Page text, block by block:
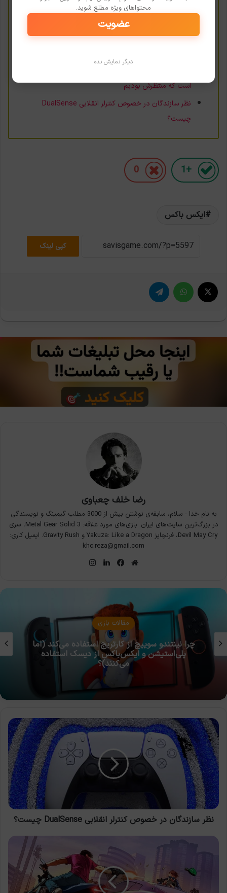
پلی‌استیشن خواهد آمد؟!
فیل اسپنسر به این بازی
است که منتظرش بودیم
نظر سازندگان در خصوص کنترلر انقلابی DualSense
چیست؟
+1
0
ایکس باکس
کپی لینک
رضا خلف چعباوی
به نام خدا - سلام، سابقه‌ی نوشتن بیش از 3000 مطلب گیمینگ و نویسندگی
در بزرگ‌ترین سایت‌های ایران. بازی‌های مورد علاقه: Metal Gear Solid 3، سری
Devil May Cry، فرنچایز Yakuza: Like a Dragon و Gravity Rush. ایمیل کاری:
khc.reza@gmail.com
وبسایت
فیس
لینکدین
مقالات بازی
چرا نینتندو سوییچ از کارتریج استفاده می‌کند (اما
پلی‌استیشن و ایکس‌باکس از دیسک استفاده
می‌کنند)؟
نظر
سازندگان
در
خصوص
کنترلر
انقلابی
DualSense
چیست؟
نظر سازندگان در خصوص کنترلر انقلابی DualSense چیست؟
11
محتواهای ویژه مطلع شوید.
عضویت
دیگر نمایش نده